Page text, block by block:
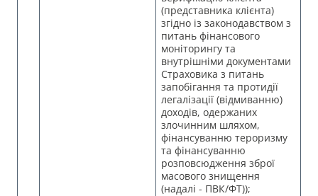
(представника клієнта)
згідно із законодавством з
питань фінансового
моніторингу та
внутрішніми документами
Страховика з питань
запобігання та протидії
легалізації (відмиванню)
доходів, одержаних
злочинним шляхом,
фінансуванню тероризму
та фінансуванню
розповсюдження зброї
масового знищення
(надалі - ПВК/ФТ));